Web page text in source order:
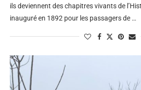
ils deviennent des chapitres vivants de
inauguré en 1892 pour les passagers de …